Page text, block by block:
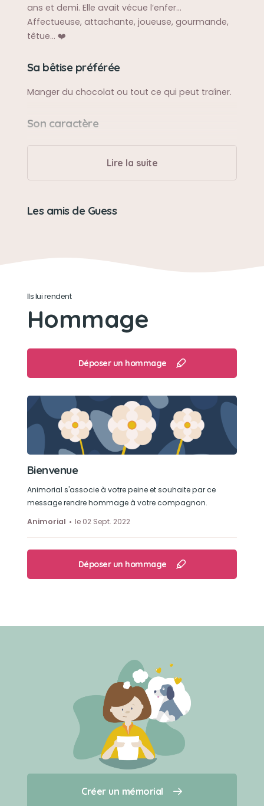
Créer un mémorial
Qui sommes-nous ?
ans et demi. Elle avait vécue l’enfer…
Affectueuse, attachante, joueuse, gourmande,
têtue… ❤️
Sa bêtise préférée
Manger du chocolat ou tout ce qui peut traîner.
Son caractère
Têtue et pot de colle.
Son jouet préféré
La balle ? Ou son doudou
Câlins avec ma maman.
Lire la suite
Les amis de Guess
Ils lui rendent
Hommage
Déposer un hommage
Bienvenue
Animorial s'associe à votre peine et souhaite par ce
message rendre hommage à votre compagnon.
Animorial
le 02 Sept. 2022
Déposer un hommage
Créer un mémorial